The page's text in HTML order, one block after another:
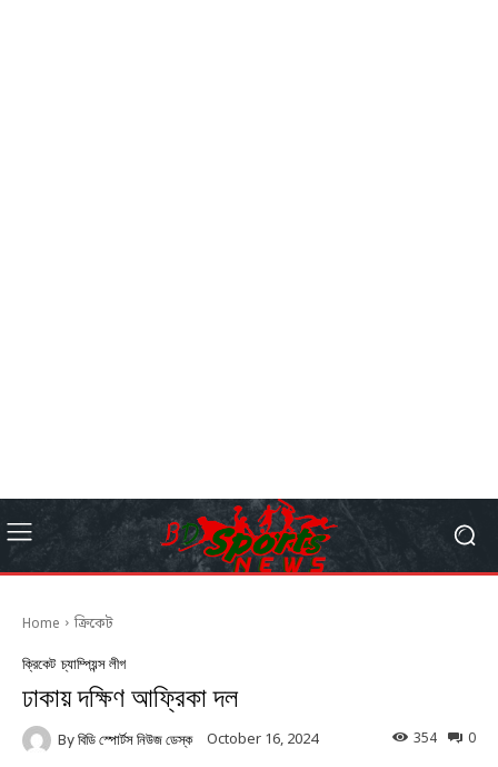
Home ক্রিকেট
ক্রিকেট চ্যাম্পিয়ন্স লীগ
ঢাকায় দক্ষিণ আফ্রিকা দল
By বিডি স্পোর্টস নিউজ ডেস্ক October 16, 2024 0
354